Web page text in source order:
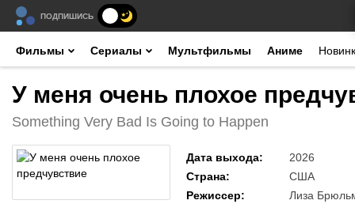
ПОДПИШИСЬ
Фильмы Сериалы Мультфильмы Аниме
У меня очень плохое
Something Very Bad Is Going to Happen
Дата выхода:
2026
Страна:
США
Режиссер:
Лиза